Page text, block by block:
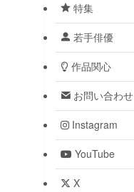
特集
若手俳優
作品関心
お問い合わせ
Instagram
YouTube
X